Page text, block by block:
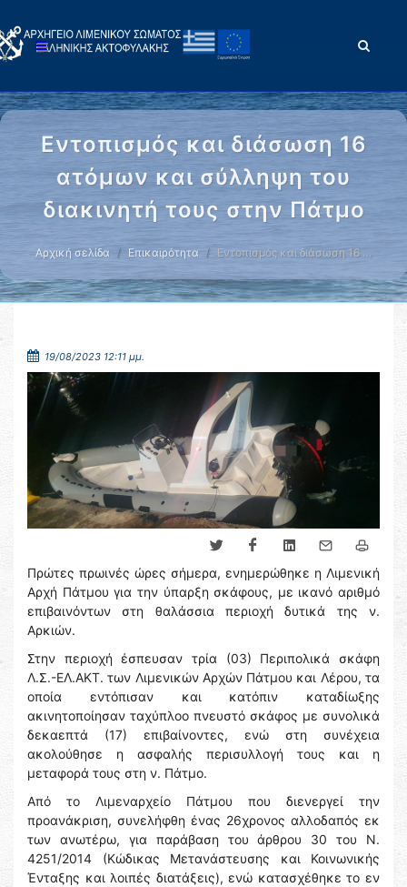
Εντοπισμός και διάσωση 16
ατόμων και σύλληψη του
διακινητή τους στην Πάτμο
Αρχική σελίδα Επικαιρότητα Εντοπισμός και διάσωση 16 …
19/08/2023 12:11 μμ.
Πρώτες πρωινές ώρες σήμερα, ενημερώθηκε η Λιμενική
Αρχή Πάτμου για την ύπαρξη σκάφους, με ικανό αριθμό
επιβαινόντων στη θαλάσσια περιοχή δυτικά της ν.
Αρκιών.
Στην περιοχή έσπευσαν τρία (03) Περιπολικά σκάφη
Λ.Σ.-ΕΛ.ΑΚΤ. των Λιμενικών Αρχών Πάτμου και Λέρου, τα
οποία εντόπισαν και κατόπιν καταδίωξης
ακινητοποίησαν ταχύπλοο πνευστό σκάφος με συνολικά
δεκαεπτά (17) επιβαίνοντες, ενώ στη συνέχεια
ακολούθησε η ασφαλής περισυλλογή τους και η
μεταφορά τους στη ν. Πάτμο.
Από το Λιμεναρχείο Πάτμου που διενεργεί την
προανάκριση, συνελήφθη ένας 26χρονος αλλοδαπός εκ
των ανωτέρω, για παράβαση του άρθρου 30 του Ν.
4251/2014 (Κώδικας Μετανάστευσης και Κοινωνικής
Ένταξης και λοιπές διατάξεις), ενώ κατασχέθηκε το εν